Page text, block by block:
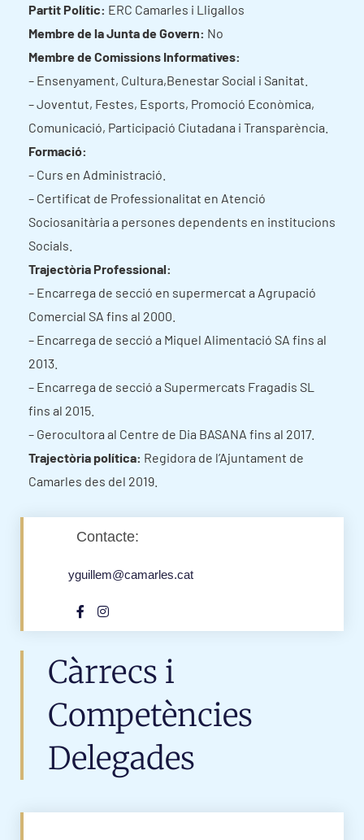
Partit Polític: ERC Camarles i Lligallos
Membre de la Junta de Govern: No
Membre de Comissions Informatives:
– Ensenyament, Cultura,Benestar Social i Sanitat.
– Joventut, Festes, Esports, Promoció Econòmica,
Comunicació, Participació Ciutadana i Transparència.
Formació:
– Curs en Administració.
– Certificat de Professionalitat en Atenció
Sociosanitària a persones dependents en institucions
Socials.
Trajectòria Professional:
– Encarrega de secció en supermercat a Agrupació
Comercial SA fins al 2000.
– Encarrega de secció a Miquel Alimentació SA fins al
2013.
– Encarrega de secció a Supermercats Fragadis SL
fins al 2015.
– Gerocultora al Centre de Dia BASANA fins al 2017.
Trajectòria política: Regidora de l’Ajuntament de
Camarles des del 2019.
Contacte:
yguillem@camarles.cat
Càrrecs i
Competències
Delegades